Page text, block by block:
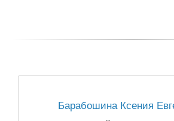
Барабошина Ксения